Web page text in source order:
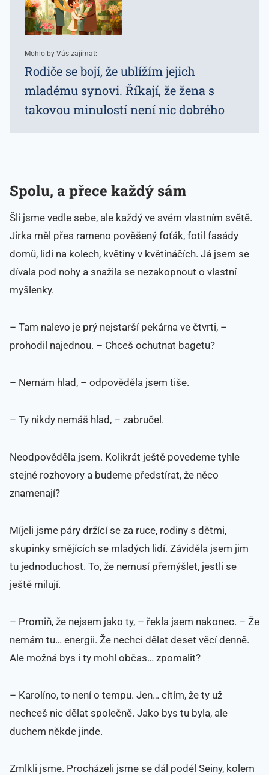
Mohlo by Vás zajímat:
Rodiče se bojí, že ublížím jejich
mladému synovi. Říkají, že žena s
takovou minulostí není nic dobrého
Spolu, a přece každý sám
Šli jsme vedle sebe, ale každý ve svém vlastním světě.
Jirka měl přes rameno pověšený foťák, fotil fasády
domů, lidi na kolech, květiny v květináčích. Já jsem se
dívala pod nohy a snažila se nezakopnout o vlastní
myšlenky.
– Tam nalevo je prý nejstarší pekárna ve čtvrti, –
prohodil najednou. – Chceš ochutnat bagetu?
– Nemám hlad, – odpověděla jsem tiše.
– Ty nikdy nemáš hlad, – zabručel.
Neodpověděla jsem. Kolikrát ještě povedeme tyhle
stejné rozhovory a budeme předstírat, že něco
znamenají?
Míjeli jsme páry držící se za ruce, rodiny s dětmi,
skupinky smějících se mladých lidí. Záviděla jsem jim
tu jednoduchost. To, že nemusí přemýšlet, jestli se
ještě milují.
– Promiň, že nejsem jako ty, – řekla jsem nakonec. – Že
nemám tu… energii. Že nechci dělat deset věcí denně.
Ale možná bys i ty mohl občas… zpomalit?
– Karolíno, to není o tempu. Jen… cítím, že ty už
nechceš nic dělat společně. Jako bys tu byla, ale
duchem někde jinde.
Zmlkli jsme. Procházeli jsme se dál podél Seiny, kolem